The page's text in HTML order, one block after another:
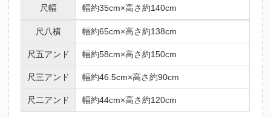
尺幅 幅約35cm×高さ約140cm
尺八横 幅約65cm×高さ約138cm
尺五アンド 幅約58cm×高さ約150cm
尺三アンド 幅約46.5cm×高さ約90cm
尺二アンド 幅約44cm×高さ約120cm